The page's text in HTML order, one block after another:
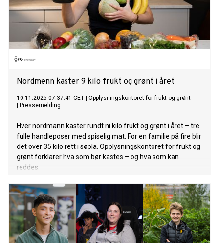
Nordmenn kaster 9 kilo frukt og grønt i året
10.11.2025 07:37:41 CET
Opplysningskontoret for frukt og grønt
Pressemelding
Hver nordmann kaster rundt ni kilo frukt og grønt i året – tre
fulle handleposer med spiselig mat. For en familie på fire blir
det over 35 kilo rett i søpla. Opplysningskontoret for frukt og
grønt forklarer hva som bør kastes – og hva som kan
reddes.